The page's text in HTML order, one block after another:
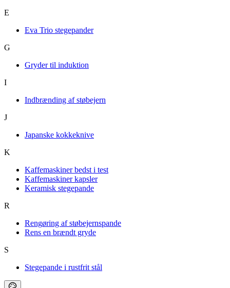
E
Eva Trio stegepander
G
Gryder til induktion
I
Indbrænding af støbejern
J
Japanske kokkeknive
K
Kaffemaskiner bedst i test
Kaffemaskiner kapsler
Keramisk stegepande
R
Rengøring af støbejernspande
Rens en brændt gryde
S
Stegepande i rustfrit stål